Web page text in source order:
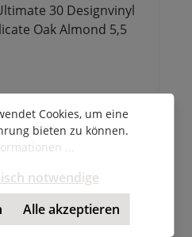
30 Designvinyl
Oak Almond 5,5
mm
Cookies, um eine
bieten zu können.
...
notwendige
Alle akzeptieren